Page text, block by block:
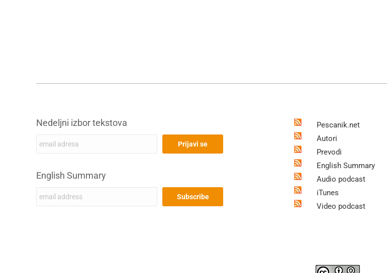
Nedeljni izbor tekstova
English Summary
Pescanik.net
Autori
Prevodi
English Summary
Audio podcast
iTunes
Video podcast